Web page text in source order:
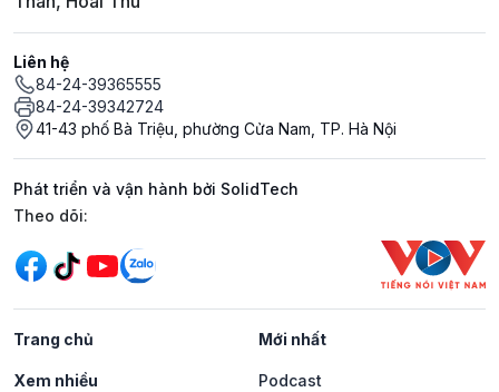
Liên hệ
84-24-39365555
84-24-39342724
41-43 phố Bà Triệu, phường Cửa Nam, TP. Hà Nội
Phát triển và vận hành bởi SolidTech
Mạng xã hội
Theo dõi:
Trang chủ Mới nhất
Xem nhiều Podcast